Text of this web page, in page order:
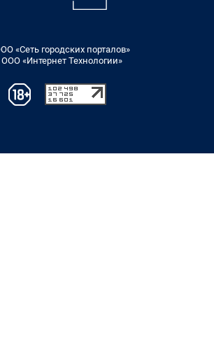
«Сеть городских порталов»
«Интернет Технологии»